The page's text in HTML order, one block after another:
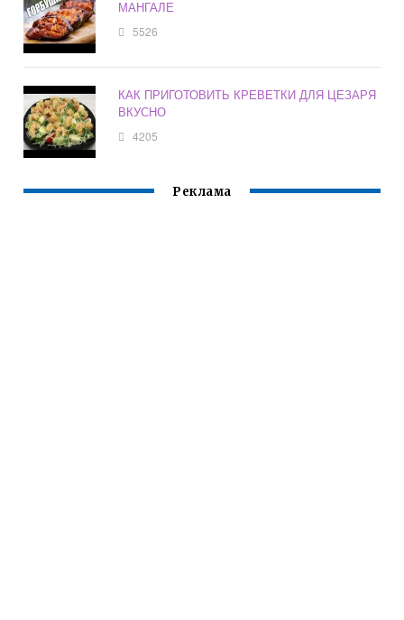
МАНГАЛЕ
5526
КАК ПРИГОТОВИТЬ КРЕВЕТКИ ДЛЯ ЦЕЗАРЯ
ВКУСНО
4205
Реклама